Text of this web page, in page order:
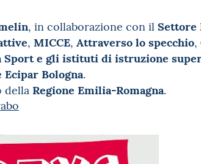
, in collaborazione con il Settore
, MICCE, Attraverso lo specchio,
Sport e gli istituti di istruzione
Bologna.
della Regione Emilia-Romagna.